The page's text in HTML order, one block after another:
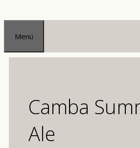
Zum
Inhalt
springen
Menü
Camba
Ale